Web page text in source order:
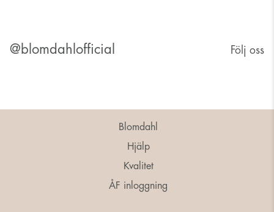
@blomdahlofficial Följ oss
Blomdahl
Hjälp
Kvalitet
ÅF inloggning